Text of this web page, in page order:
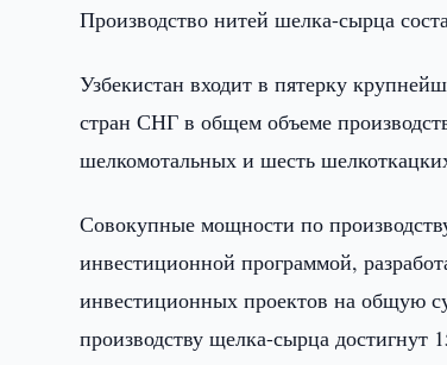
Производство нитей шелка-сырца
Узбекистан входит в пятерку
стран СНГ в общем объеме
шелкомотальных и шесть
Совокупные мощности по
инвестиционной программой,
инвестиционных проектов на общую
производству щелка-сырца достигнут